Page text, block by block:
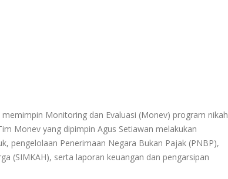
Monitoring dan Evaluasi (Monev) program nikah
Monev yang dipimpin Agus Setiawan melakukan
pengelolaan Penerimaan Negara Bukan Pajak (PNBP),
(SIMKAH), serta laporan keuangan dan pengarsipan